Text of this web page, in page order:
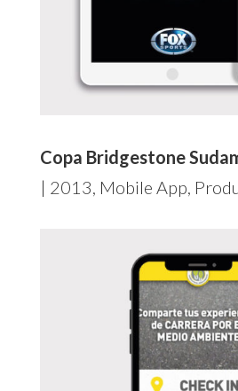
Copa Bridgestone
| 2013, Mobile App,